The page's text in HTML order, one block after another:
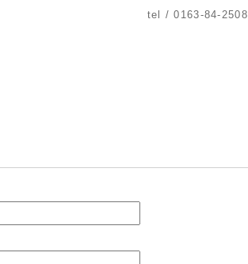
tel / 0163-84-2508